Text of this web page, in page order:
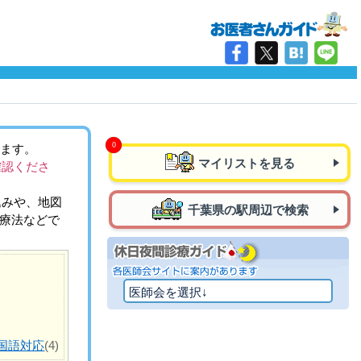
す。
くださ
や、地図
法などで
語対応(4)
マイリストを見る
千葉県の駅周辺で検索